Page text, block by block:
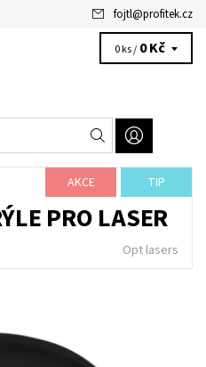
fojtl@profitek.cz
0 ks / 0 Kč
AKCE TIP
PRO LASER
Opt lasers
virtuální asistentka